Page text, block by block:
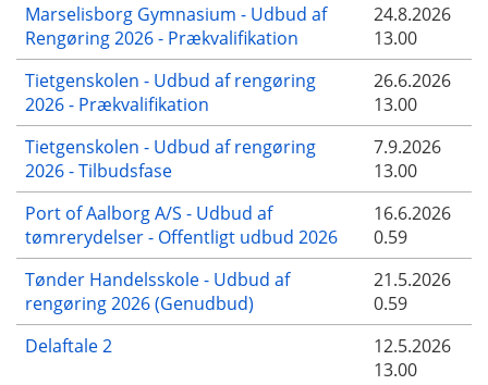
Marselisborg Gymnasium - Udbud af
Rengøring 2026 - Prækvalifikation
24.8.2026
13.00
Tietgenskolen - Udbud af rengøring
2026 - Prækvalifikation
26.6.2026
13.00
Tietgenskolen - Udbud af rengøring
2026 - Tilbudsfase
7.9.2026
13.00
Port of Aalborg A/S - Udbud af
tømrerydelser - Offentligt udbud 2026
16.6.2026
0.59
Tønder Handelsskole - Udbud af
rengøring 2026 (Genudbud)
21.5.2026
0.59
Delaftale 2
12.5.2026
13.00